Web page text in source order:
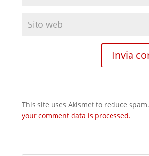
This site uses Akismet to reduce spam.
your comment data is processed.